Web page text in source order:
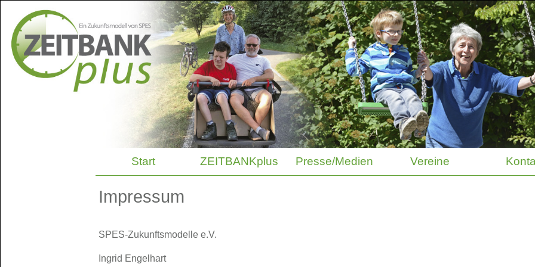
Start ZEITBANKplus Presse/Medien Vereine
Impressum
SPES-Zukunftsmodelle e.V.
Ingrid Engelhart